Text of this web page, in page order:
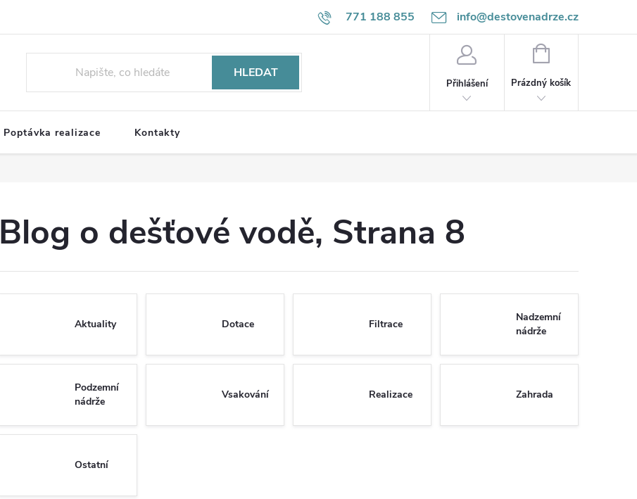
771 188 855 info@destovenadrze.cz
HLEDAT
Přihlášení
NÁKUPNÍ
Prázdný košík
Poptávka realizace Kontakty
Blog o dešťové vodě, Strana 8
Aktuality Dotace Filtrace
Nadzemní
nádrže
Podzemní
nádrže
Vsakování Realizace Zahrada
Ostatní